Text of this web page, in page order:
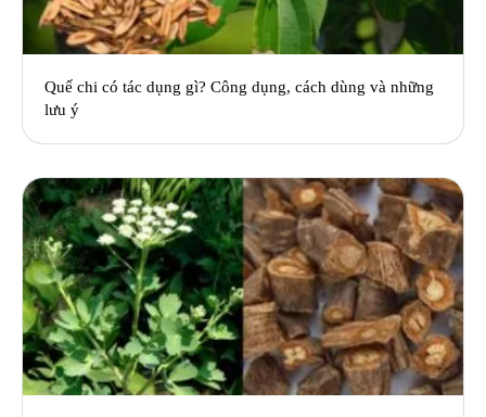
Quế chi có tác dụng gì? Công dụng, cách dùng và những
lưu ý